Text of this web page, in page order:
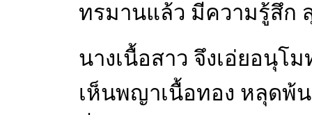
ทรมานแล้ว มีความรู้สึก
นางเนื้อสาว จึงเอ่ยอนุ
เห็นพญาเนื้อทอง หลุดพ้